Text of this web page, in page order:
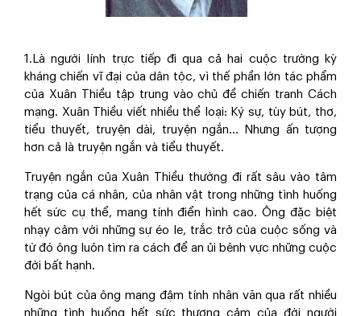
1.Là người lính trực tiếp đi qua cả hai cuộc trường kỳ
kháng chiến vĩ đại của dân tộc, vì thế phần lớn tác phẩm
của Xuân Thiều tập trung vào chủ đề chiến tranh Cách
mạng. Xuân Thiều viết nhiều thể loại: Ký sự, tùy bút, thơ,
tiểu thuyết, truyện dài, truyện ngắn… Nhưng ấn tượng
hơn cả là truyện ngắn và tiểu thuyết.
Truyện ngắn của Xuân Thiều thường đi rất sâu vào tâm
trạng của cá nhân, của nhân vật trong những tình huống
hết sức cụ thể, mang tính điển hình cao. Ông đặc biệt
nhạy cảm với những sự éo le, trắc trở của cuộc sống và
từ đó ông luôn tìm ra cách để an ủi bênh vực những cuộc
đời bất hạnh.
Ngòi bút của ông mang đậm tính nhân văn qua rất nhiều
những tình huống hết sức thương cảm của đời người